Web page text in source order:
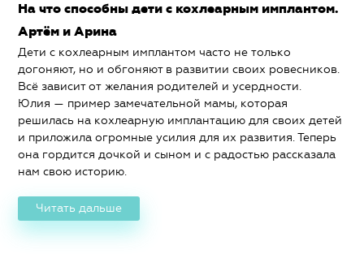
На что способны дети с кохлеарным имплантом.
Артём и Арина
Дети с кохлеарным имплантом часто не только
догоняют, но и обгоняют в развитии своих ровесников.
Всё зависит от желания родителей и усердности.
Юлия — пример замечательной мамы, которая
решилась на кохлеарную имплантацию для своих детей
и приложила огромные усилия для их развития. Теперь
она гордится дочкой и сыном и с радостью рассказала
нам свою историю.
Читать дальше